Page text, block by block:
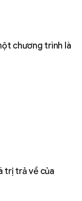
chương trình là
trị trả về của